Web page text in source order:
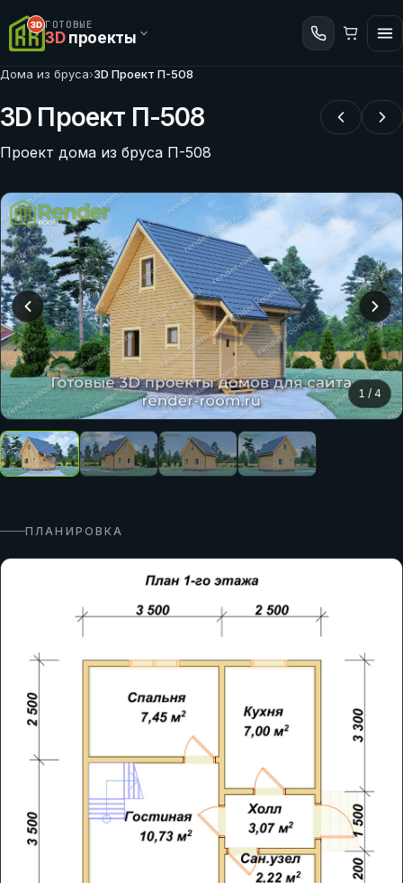
ГОТОВЫЕ
3Dпроекты
Дома из бруса›3D Проект П-508
3D Проект П-508
Проект дома из бруса П-508
1 / 4
ПЛАНИРОВКА